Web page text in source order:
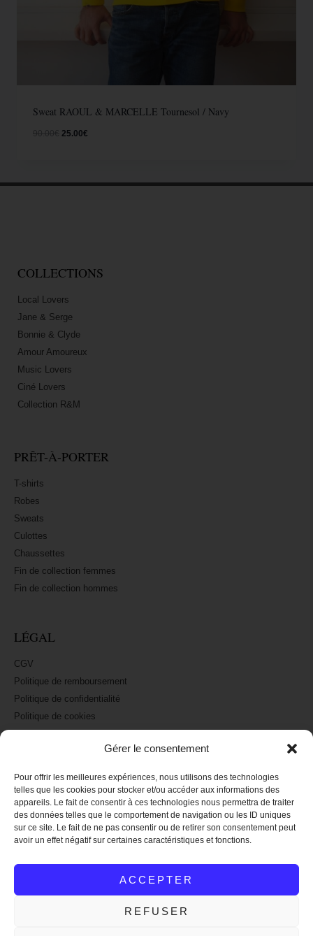
Gérer le consentement
Pour offrir les meilleures expériences, nous utilisons des technologies
telles que les cookies pour stocker et/ou accéder aux informations des
appareils. Le fait de consentir à ces technologies nous permettra de traiter
des données telles que le comportement de navigation ou les ID uniques
sur ce site. Le fait de ne pas consentir ou de retirer son consentement peut
avoir un effet négatif sur certaines caractéristiques et fonctions.
ACCEPTER
REFUSER
Sweat RAOUL & MARCELLE Tournesol / Navy
25.00€
COLLECTIONS
Local Lovers
Jane & Serge
Bonnie & Clyde
Amour Amoureux
Music Lovers
Ciné Lovers
Collection R&M
PRÊT-À-PORTER
T-shirts
Robes
Sweats
Culottes
Chaussettes
Fin de collection femmes
Fin de collection hommes
LÉGAL
CGV
Politique de remboursement
Politique de confidentialité
Politique de cookies
A PROPOS
La marque Raoul et Marcelle
Nos revendeurs : où nous trouver
Nous suivre sur Instagram
Nous suivre sur Facebook